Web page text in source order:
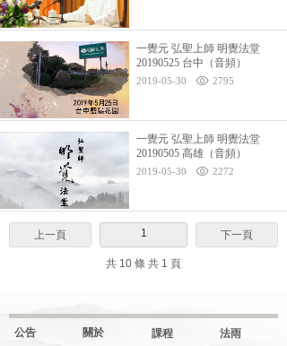
一覺元 弘聖上師 明覺法堂
20190525 台中（音頻）
2019-05-30 2795
一覺元 弘聖上師 明覺法堂
20190505 高雄（音頻）
2019-05-30 2272
上一頁 1 下一頁
共 10 條 共 1 頁
關於
公告 課程 法雨